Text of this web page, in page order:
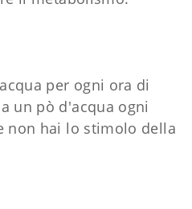
per ogni ora di
un pò d'acqua ogni
non hai lo stimolo della